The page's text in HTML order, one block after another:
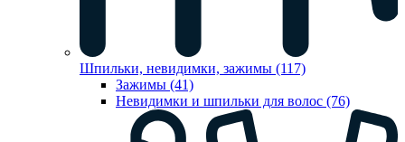
Шпильки, невидимки, зажимы (117)
Зажимы (41)
Невидимки и шпильки для волос (76)